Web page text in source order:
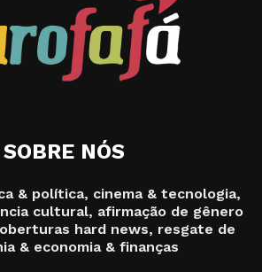
SOBRE NÓS
& política, cinema & tecnologia,
cultural, afirmação de gênero
hard news, resgate de
& economia & finanças